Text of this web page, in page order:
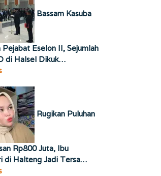
Bassam Kasuba
Eselon II, Sejumlah
di Halsel Dikuk…
Rugikan Puluhan
Rp800 Juta, Ibu
di Halteng Jadi Tersa…